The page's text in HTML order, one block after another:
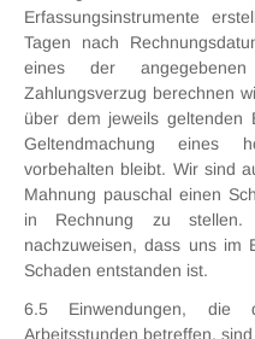
Erfassungsinstrumente
Tagen nach
eines der
Zahlungsverzug berechnen
über dem jeweils geltenden
Geltendmachung eines
vorbehalten bleibt. Wir sind
Mahnung pauschal einen
in Rechnung zu stellen.
nachzuweisen, dass uns im
Schaden entstanden ist.
6.5 Einwendungen, die
Arbeitsstunden betreffen, sind